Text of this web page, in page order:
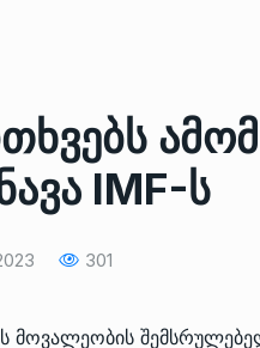
IMF-ს
301
მოვალეობის
10/05/2022
რკინიგზის